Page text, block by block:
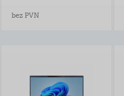
bez PVN